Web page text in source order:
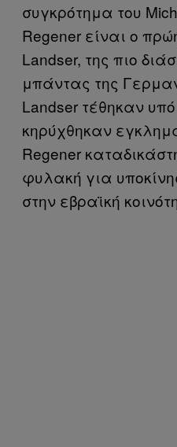
συγκρότημα του
Regener είναι ο
Landser, της πιο
μπάντας της
Landser τέθηκαν
κηρύχθηκαν
Regener
φυλακή για
στην εβραϊκή